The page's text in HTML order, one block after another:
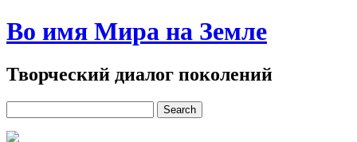
Во имя Мира на Земле
Творческий диалог поколений